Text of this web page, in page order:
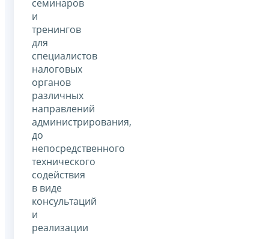
семинаров
и
тренингов
для
специалистов
налоговых
органов
различных
направлений
администрирования,
до
непосредственного
технического
содействия
в виде
консультаций
и
реализации